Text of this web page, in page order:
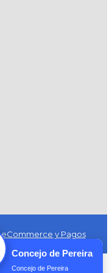
eCommerce y Pagos